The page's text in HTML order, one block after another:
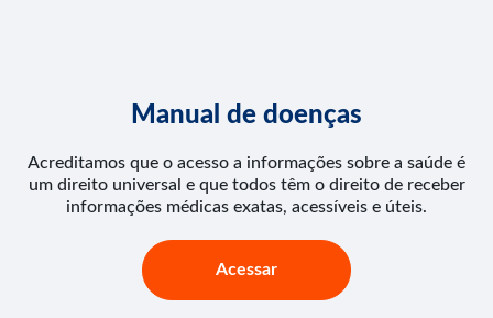
Manual de doenças
Acreditamos que o acesso a informações sobre a saúde é
um direito universal e que todos têm o direito de receber
informações médicas exatas, acessíveis e úteis.
Acessar